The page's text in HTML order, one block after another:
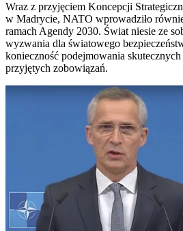
Wraz z przyjęciem Koncepcji
w Madrycie, NATO wprowadziło
ramach Agendy 2030. Świat niesie ze
wyzwania dla światowego
konieczność podejmowania skutecznych
przyjętych zobowiązań.